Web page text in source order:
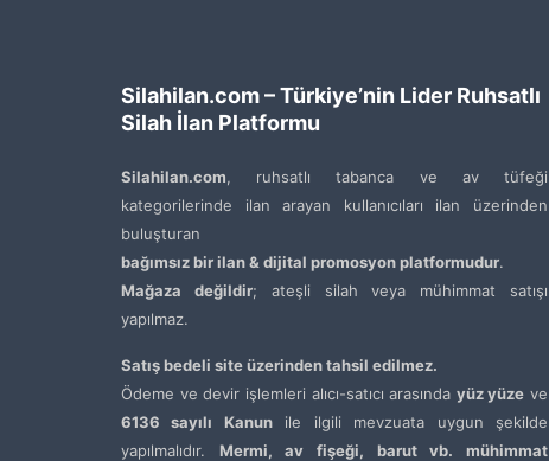
Silahilan.com – Türkiye’nin Lider Ruhsatlı
Silah İlan Platformu
Silahilan.com, ruhsatlı tabanca ve av tüfeği
kategorilerinde ilan arayan kullanıcıları ilan üzerinden
buluşturan
bağımsız bir ilan & dijital promosyon platformudur.
Mağaza değildir; ateşli silah veya mühimmat satışı
yapılmaz.
Satış bedeli site üzerinden tahsil edilmez.
Ödeme ve devir işlemleri alıcı-satıcı arasında yüz yüze ve
6136 sayılı Kanunile ilgili mevzuata uygun şekilde
yapılmalıdır. Mermi, av fişeği, barut vb. mühimmat